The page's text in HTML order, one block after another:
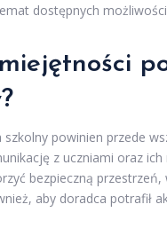
dostępnych
szkolny powinien przede
z uczniami oraz
bezpieczną
aby doradca potrafił